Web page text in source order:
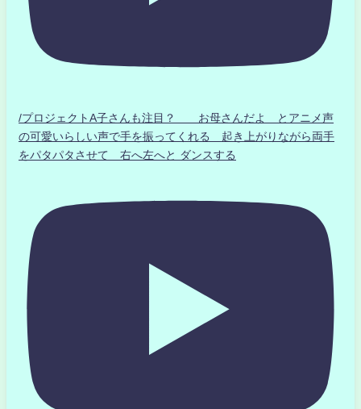
/プロジェクトA子さんも注目？ お母さんだよ とアニメ声
の可愛いらしい声で手を振ってくれる 起き上がりながら両手
をパタパタさせて 右へ左へと ダンスする